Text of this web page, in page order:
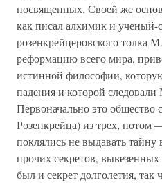
посвященных. Своей же
как писал алхимик и ученый-
розенкрейцеровского толка
реформацию всего мира,
истинной философии,
падения и которой
Первоначально это общество
Розенкрейца) из трех, потом
поклялись не выдавать тайну
прочих секретов,
был и секрет долголетия, так